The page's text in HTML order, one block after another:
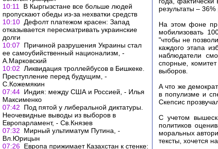
10:11
В Кыргызстане все больше людей
пропускают обеды из-за нехватки средств
10:10 Дефолт платежом красен: Запад
отказывается пересматривать украинские
долги
10:07
Причиной разрушения Украины стал
ее самоубийственный национализм, -
А.Марковский
10:02 Ликвидация троллейбусов в Бишкеке.
Преступление перед будущим, -
С.Кожемякин
07:44 Индия: между США и Россией, - Илья
Максименко
07:42
Под пятой у либеральной диктатуры.
Неочевидные выводы из выборов в
Европарламент, - Св.Князев
07:32
Мирный ультиматум Путина, -
Вл.Юрицын
07:26 Европа прижимает Казахстан к стенке:
результаты –
На этом фоне
мобилизовать
"чтобы не
каждого этапа
наблюдатели
спорные,
выборов.
А что же
в популизме и
Скепсис
С учетом
политиков
моральных
тексты, хочется